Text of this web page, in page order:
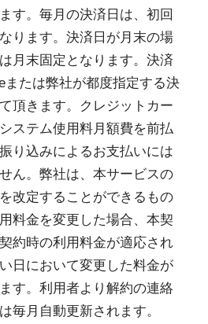
す。毎月の決済日は、初回
ります。決済日が月末の場
月末固定となります。決済
たは弊社が都度指定する決
頂きます。クレジットカー
ステム使用料月額費を前払
り込みによるお支払いには
ん。弊社は、本サービスの
改定することができるもの
料金を変更した場合、本契
約時の利用料金が適応され
日において変更した料金が
す。利用者より解約の連絡
毎月自動更新されます。